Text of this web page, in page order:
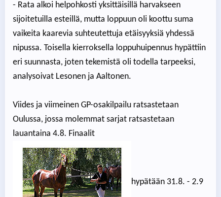
- Rata alkoi helpohkosti yksittäisillä harvakseen
sijoitetuilla esteillä, mutta loppuun oli koottu suma
vaikeita kaarevia suhteutettuja etäisyyksiä yhdessä
nipussa. Toisella kierroksella loppuhuipennus hypättiin
eri suunnasta, joten tekemistä oli todella tarpeeksi,
analysoivat Lesonen ja Aaltonen.
Viides ja viimeinen GP-osakilpailu ratsastetaan
Oulussa, jossa molemmat sarjat ratsastetaan
lauantaina 4.8. Finaalit
hypätään 31.8. - 2.9